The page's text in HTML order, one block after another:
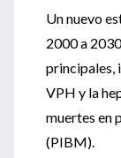
Un nuevo
2000 a
principales,
VPH y la
muertes en
(PIBM).